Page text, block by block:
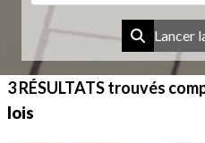
Lancer
3 RÉSULTATStrouvés
lois